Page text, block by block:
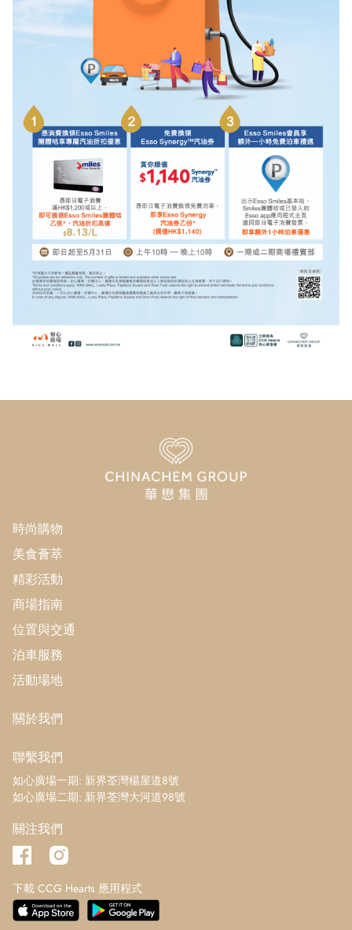
時尚購物
美食薈萃
精彩活動
商場指南
位置與交通
泊車服務
活動場地
關於我們
聯繫我們
如心廣場一期: 新界荃灣楊屋道8號
如心廣場二期: 新界荃灣大河道98號
關注我們
下載 CCG Hearts 應用程式